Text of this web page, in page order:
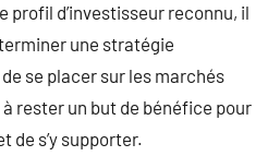
profil d’investisseur reconnu, il
une stratégie
se placer sur les marchés
rester un but de bénéfice pour
de s’y supporter.